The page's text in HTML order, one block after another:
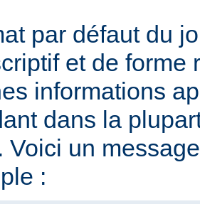
par défaut du
et de forme
informations
dans la
Voici un
: